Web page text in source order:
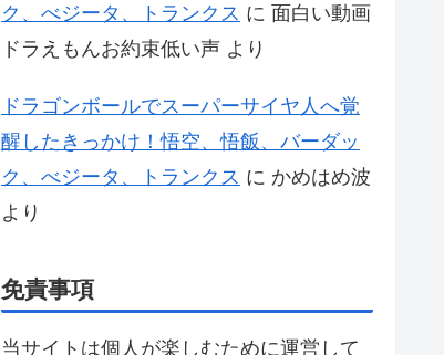
ク、べジータ、トランクス に 面白い動画
ドラえもんお約束低い声 より
ドラゴンボールでスーパーサイヤ人へ覚
醒したきっかけ！悟空、悟飯、バーダッ
ク、べジータ、トランクス に かめはめ波
より
免責事項
当サイトは個人が楽しむために運営して